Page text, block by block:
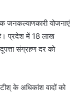
जनकल्याणकारी योजनाएं
है। प्रदेश में 18 लाख
संग्रहण दर को
के अधिकांश वादों को